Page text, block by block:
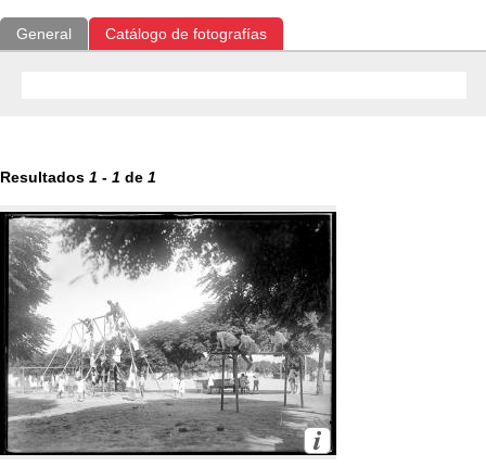
General Catálogo de fotografías
Resultados 1 - 1 de 1